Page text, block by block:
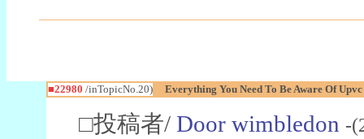
■22980 /inTopicNo.20) Everything You Need To Be Aware Of
□投稿者/ Door wimbledon -